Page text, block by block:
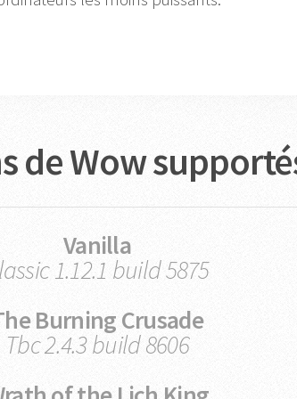
de Wow
Vanilla
1.12.1 build 5875
Burning Crusade
Tbc 2.4.3 build 8606